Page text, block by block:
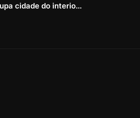
cidade do interio...